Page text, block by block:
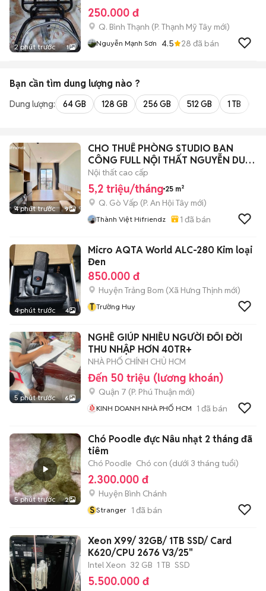
2 phút trước 1
250.000 đ
Q. Bình Thạnh (P. Thạnh Mỹ Tây mới)
Nguyễn Mạnh Sơn 4.5 28 đã bán
Bạn cần tìm dung lượng nào ?
Dung lượng: 64 GB 128 GB 256 GB 512 GB 1 TB
4 phút trước 9
CHO THUÊ PHÒNG STUDIO BAN
CÔNG FULL NỘI THẤT NGUYỄN DUY
CUNG
Nội thất cao cấp
5,2 triệu/tháng 25 m²
Q. Gò Vấp (P. An Hội Tây mới)
Thành Việt Hifriendz 1 đã bán
4 phút trước 4
Micro AQTA World ALC-280 Kim loại
Đen
850.000 đ
Huyện Trảng Bom (Xã Hưng Thịnh mới)
T Trường Huy
5 phút trước 6
NGHỀ GIÚP NHIỀU NGƯỜI ĐỔI ĐỜI
THU NHẬP HƠN 40TR+
NHÀ PHỐ CHÍNH CHỦ HCM
Đến 50 triệu (lương khoán)
Quận 7 (P. Phú Thuận mới)
KINH DOANH NHÀ PHỐ HCM 1 đã bán
5 phút trước 2
Chó Poodle đực Nâu nhạt 2 tháng đã
tiêm
Chó Poodle Chó con (dưới 3 tháng tuổi)
2.300.000 đ
Huyện Bình Chánh
S Stranger 1 đã bán
Xeon X99/ 32GB/ 1TB SSD/ Card
K620/CPU 2676 V3/25"
Intel Xeon 32 GB 1 TB SSD
5.500.000 đ